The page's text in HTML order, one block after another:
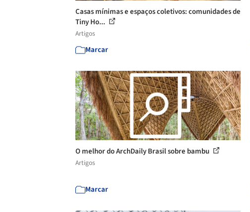
Casas mínimas e espaços coletivos: comunidades de
Tiny Ho...
Artigos
Marcar
O melhor do ArchDaily Brasil sobre bambu
Artigos
Marcar